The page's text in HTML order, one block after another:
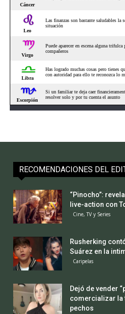
RECOMENDACIONES DEL
“Pinocho”:
live-action con
Cine, TV y Series
Rusherking
Suárez en la
Caripelas
Dejó de vender
comercializar la
pechos